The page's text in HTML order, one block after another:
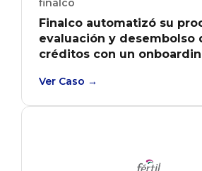
Finalco automatizó su
evaluación y desembolso
créditos con un
otorgamiento y mejoró la
Ver Caso →